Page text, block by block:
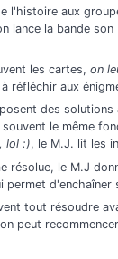
l'histoire aux
lance la bande
les cartes, on
réfléchir aux
des solutions
le même
lol :), le M.J. lit les
résolue, le M.J
permet d'enchaîner
tout résoudre
peut